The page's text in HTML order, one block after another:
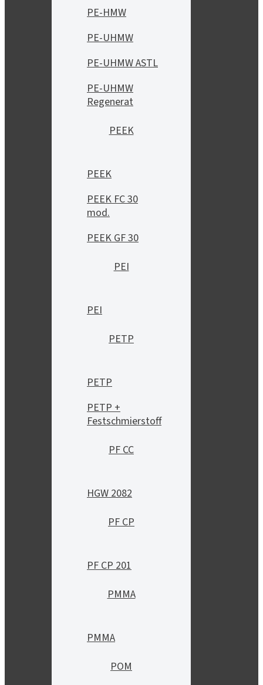
PE-HMW
PE-UHMW
PE-UHMW ASTL
PE-UHMW
Regenerat
PEEK
PEEK
PEEK FC 30
mod.
PEEK GF 30
PEI
PEI
PETP
PETP
PETP +
Festschmierstoff
PF CC
HGW 2082
PF CP
PF CP 201
PMMA
PMMA
POM